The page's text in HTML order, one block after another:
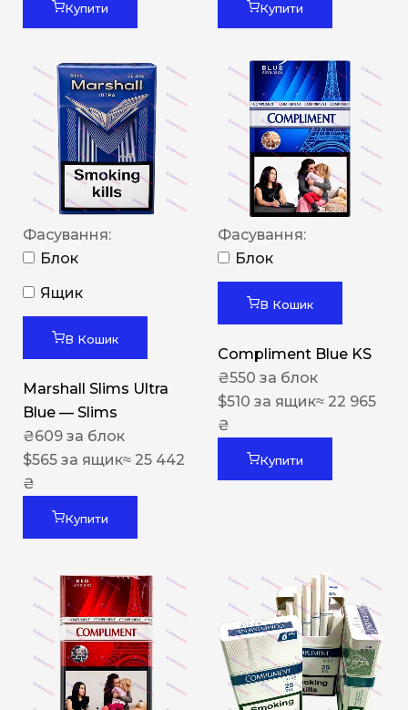
Купити Купити
Фасування:
Блок
Ящик
В Кошик
Marshall Slims Ultra
Blue — Slims
₴609 за блок
$565 за ящик≈ 25 442
₴
Купити
Фасування:
Блок
В Кошик
Compliment Blue KS
₴550 за блок
$510 за ящик≈ 22 965
₴
Купити